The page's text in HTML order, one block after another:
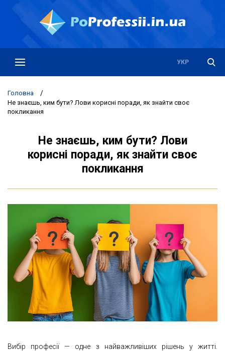
РУС
УКР
Головна /
Не знаєшь, ким бути? Лови корисні поради, як знайти своє
покликання
Не знаєшь, ким бути? Лови
корисні поради, як знайти своє
покликання
Вибір професії — одне з найважливіших рішень у житті.